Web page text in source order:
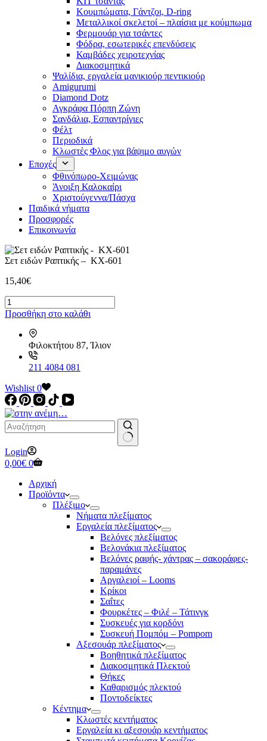
Κουμπώματα, Γάντζοι, D-ring
Μεταλλικοί σκελετοί – πλαίσια με κούμπωμα
Φερμουάρ για τσάντες
Φόδρα, εσωτερικές επενδύσεις
Καμβάδες χειροτεχνίας
Διακοσμητικά
Ψαλίδια, εργαλεία μανικιούρ πεντικιούρ
Amigurumi
Diamond Dotz
Αγκράφα Πόρπη Ζώνη
Σανδάλια, Εσπαντρίγιες
Φέλτ
Περιοδικά
Κλωστές Φλος για βάψιμο αυγών
Εποχές
Φθινόπωρο-Χειμώνας
Άνοιξη Καλοκαίρι
Χριστούγεννα/Πάσχα
Παιδικά νήματα
Προσφορές
Επικοινωνία
Σετ ειδών Ραπτικής – KX-601
15,40€
Σετ
ειδών
Ραπτικής
ποσότητα
Προσθήκη στο καλάθι
Φιλοκτήτου 87, Ίλιον
211 4084 081
Wishlist 0
No
results
Login
Καλάθι
0,00€ 0
Αρχική
Προϊόντα
Πλέξιμο
Νήματα πλεξίματος
Εργαλεία πλεξίματος
Βελόνες πλεξίματος
Βελονάκια πλεξίματος
Βελόνες ραφής- χάντρας – σακοράφες-
παραμάνες
Αργαλειοί – Looms
Κρίκοι
Σαΐτες
Φουρκέτες – Φιλέ – Τάτινγκ
Συσκευές για κορδόνι
Συσκευή Πομπόμ – Pompom
Αξεσουάρ πλεξίματος
Βοηθητικά πλεξίματος
Διακοσμητικά Πλεκτού
Θήκες
Καθαρισμός πλεκτού
Ποντοδείκτες
Κέντημα
Κλωστές κεντήματος
Eργαλεία κι αξεσουάρ κεντήματος